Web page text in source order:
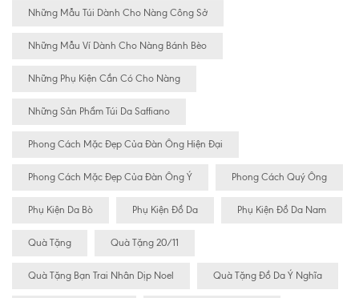
Những Mẫu Túi Dành Cho Nàng Công Sở
Những Mẫu Ví Dành Cho Nàng Bánh Bèo
Những Phụ Kiện Cần Có Cho Nàng
Những Sản Phẩm Túi Da Saffiano
Phong Cách Mặc Đẹp Của Đàn Ông Hiện Đại
Phong Cách Mặc Đẹp Của Đàn Ông Ý Phong Cách Quý Ông
Phụ Kiện Da Bò Phụ Kiện Đồ Da Phụ Kiện Đồ Da Nam
Quà Tặng Quà Tặng 20/11
Quà Tặng Bạn Trai Nhân Dịp Noel Quà Tặng Đồ Da Ý Nghĩa